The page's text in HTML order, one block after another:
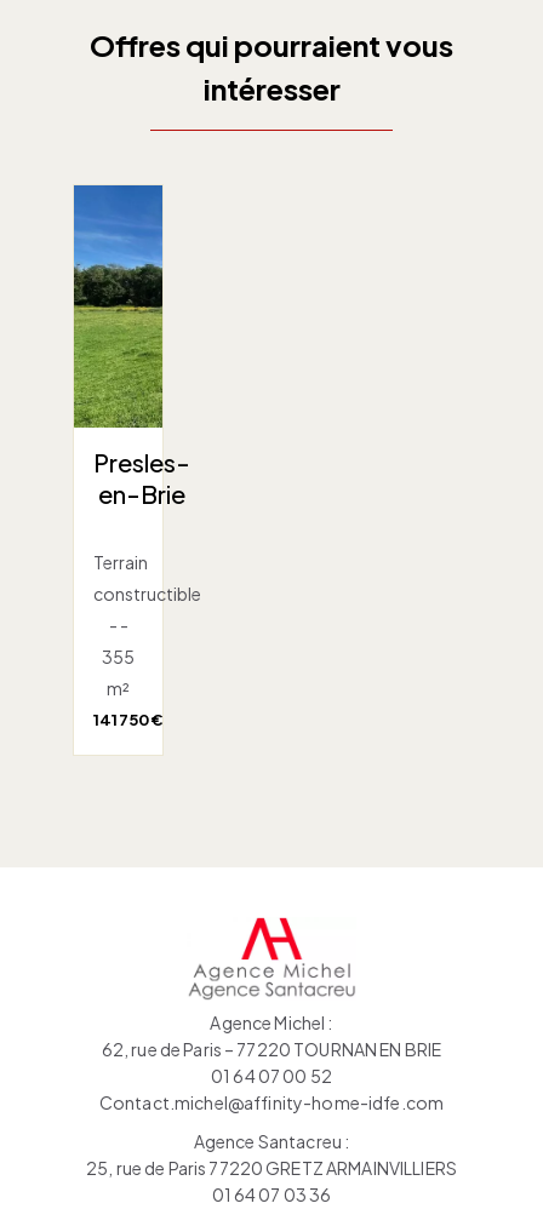
Offres qui pourraient vous
intéresser
Presles-
en-Brie
Terrain
constructible
- -
355
m²
141 750 €
Agence Michel :
62, rue de Paris – 77220 TOURNAN EN BRIE
01 64 07 00 52
Contact.michel@affinity-home-idfe.com
Agence Santacreu :
25, rue de Paris 77220 GRETZ ARMAINVILLIERS
01 64 07 03 36